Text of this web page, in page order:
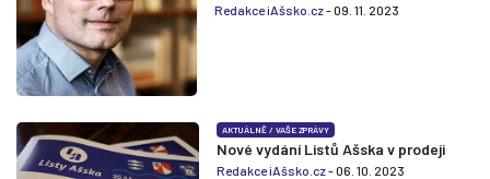
Redakce iAšsko.cz- 09. 11. 2023
AKTUÁLNĚ /VAŠE ZPRÁVY
Nové vydání Listů Ašska v prodeji
Redakce iAšsko.cz- 06. 10. 2023